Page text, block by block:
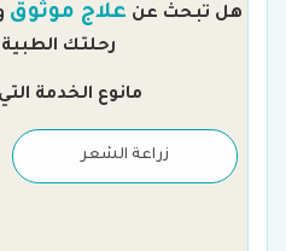
هل تبحث عن علاج موثوق
رحلتك الطبية
مانوع الخدمة
زراعة الشعر